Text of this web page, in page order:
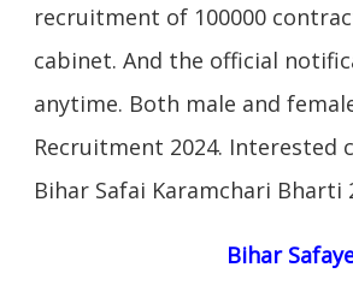
recruitment of 100000
cabinet. And the official
anytime. Both male and
Recruitment 2024. Interested
Bihar Safai Karamchari
Bihar